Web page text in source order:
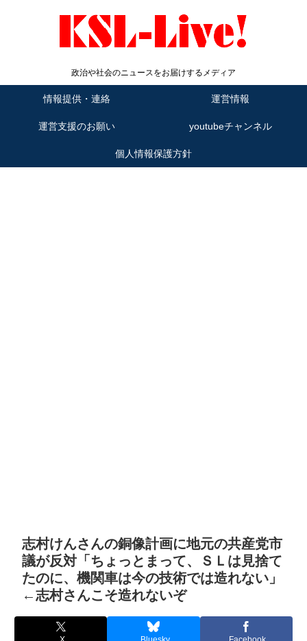
政治や社会のニュースをお届けするメディア
情報提供・連絡 運営情報
運営支援のお願い youtubeチャンネル
個人情報保護方針
志村けんさんの銅像計画に地元の共産党市
議が反対「ちょっとまって、ＳＬは見捨て
たのに、機関車は今の技術では造れない」
←志村さんこそ造れないぞ